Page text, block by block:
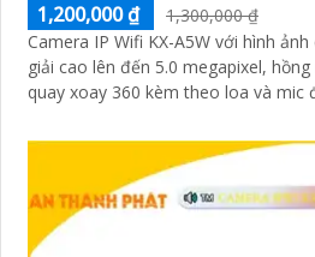
1,200,000 ₫
1,300,000 ₫
Camera IP Wifi KX-A5W với hình
giải cao lên đến 5.0 megapixel,
quay xoay 360 kèm theo loa và mic